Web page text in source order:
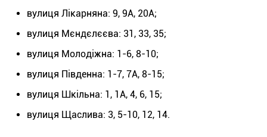
вулиця Лікарняна: 9, 9А, 20А;
вулиця Мєндєлєєва: 31, 33, 35;
вулиця Молодіжна: 1-6, 8-10;
вулиця Південна: 1-7, 7А, 8-15;
вулиця Шкільна: 1, 1А, 4, 6, 15;
вулиця Щаслива: 3, 5-10, 12, 14.